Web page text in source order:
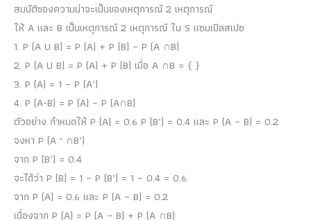
สมบัติของความน่าจะเป็นของเหตุการณ์ 2 เหตุการณ์
ให้ A และ B เป็นเหตุการณ์ 2 เหตุการณ์ ใน S แซมเปิลสเปซ
1. P (A U B) = P (A) + P (B) – P (A ∩B)
2. P (A U B) = P (A) + P (B) เมื่อ A ∩B = { }
3. P (A) = 1 – P (A’)
4. P (A-B) = P (A) – P (A∩B)
ตัวอย่าง กำหนดให้ P (A) = 0.6 P (B’) = 0.4 และ P (A – B) = 0.2
จงหา P (A ‘ ∩B’)
จาก P (B’) = 0.4
จะได้ว่า P (B) = 1 – P (B’) = 1 – 0.4 = 0.6
จาก P (A) = 0.6 และ P (A – B) = 0.2
เนื่องจาก P (A) = P (A – B) + P (A ∩B)